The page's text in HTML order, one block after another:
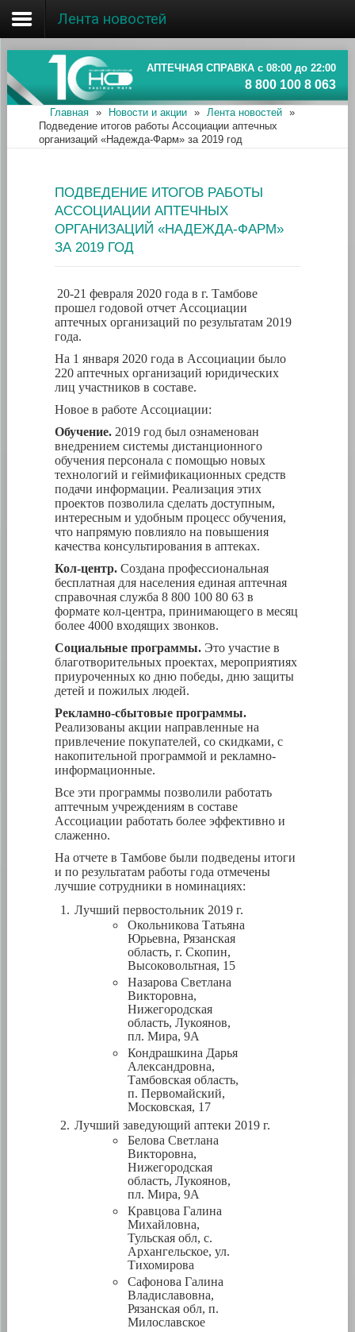
Главная
Об ассоциации
Наши аптеки
Новости и акции
Лента новостей
АПТЕЧНАЯ СПРАВКА с 08:00 до 22:00
8 800 100 8 063
Главная » Новости и акции » Лента новостей
»
Подведение итогов работы Ассоциации аптечных
организаций «Надежда-Фарм» за 2019 год
ПОДВЕДЕНИЕ ИТОГОВ РАБОТЫ
АССОЦИАЦИИ АПТЕЧНЫХ
ОРГАНИЗАЦИЙ «НАДЕЖДА-ФАРМ»
ЗА 2019 ГОД
20-21 февраля 2020 года в г. Тамбове
прошел годовой отчет Ассоциации
аптечных организаций по результатам 2019
года.
На 1 января 2020 года в Ассоциации было
220 аптечных организаций юридических
лиц участников в составе.
Новое в работе Ассоциации:
Обучение.2019 год был ознаменован
внедрением системы дистанционного
обучения персонала с помощью новых
технологий и геймификационных средств
подачи информации. Реализация этих
проектов позволила сделать доступным,
интересным и удобным процесс обучения,
что напрямую повлияло на повышения
качества консультирования в аптеках.
Кол-центр.Создана профессиональная
бесплатная для населения единая аптечная
справочная служба 8 800 100 80 63 в
формате кол-центра, принимающего в месяц
более 4000 входящих звонков.
Социальные программы.Это участие в
благотворительных проектах, мероприятиях
приуроченных ко дню победы, дню защиты
детей и пожилых людей.
Рекламно-сбытовые программы.
Реализованы акции направленные на
привлечение покупателей, со скидками, с
накопительной программой и рекламно-
информационные.
Все эти программы позволили работать
аптечным учреждениям в составе
Ассоциации работать более эффективно и
слаженно.
На отчете в Тамбове были подведены итоги
и по результатам работы года отмечены
лучшие сотрудники в номинациях:
Лучший первостольник 2019 г.
Окольникова Татьяна
Юрьевна, Рязанская
область, г. Скопин,
Высоковольтная, 15
Назарова Светлана
Викторовна,
Нижегородская
область, Лукоянов,
пл. Мира, 9А
Кондрашкина Дарья
Александровна,
Тамбовская область,
п. Первомайский,
Московская, 17
Лучший заведующий аптеки 2019 г.
Белова Светлана
Викторовна,
Нижегородская
область, Лукоянов,
пл. Мира, 9А
Кравцова Галина
Михайловна,
Тульская обл, с.
Архангельское, ул.
Тихомирова
Сафонова Галина
Владиславовна,
Рязанская обл, п.
Милославское